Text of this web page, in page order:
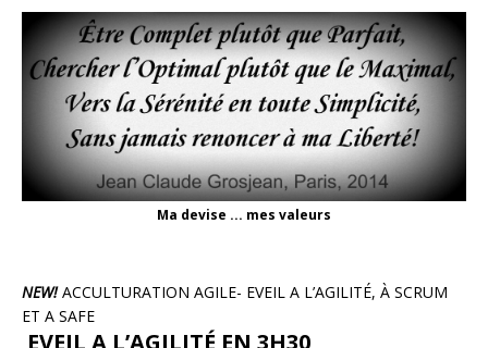
Ma devise ... mes valeurs
NEW!ACCULTURATION AGILE- EVEIL A L’AGILITÉ, À SCRUM
ET A SAFE
EVEIL A L’AGILITÉ EN 3H30